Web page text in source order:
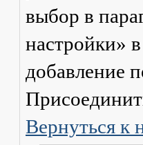
выбор в
настройки»
добавление
Вернуться к